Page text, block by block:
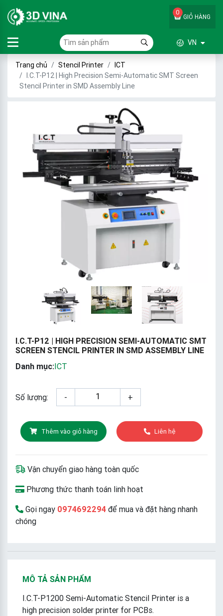
GIỎ HÀNG
0
VN
Trang chủ Stencil Printer
ICT
I.C.T-P12 | High Precision Semi-Automatic SMT Screen
Stencil Printer in SMD Assembly Line
I.C.T-P12 | HIGH PRECISION SEMI-AUTOMATIC SMT
SCREEN STENCIL PRINTER IN SMD ASSEMBLY LINE
Danh mục:ICT
Số lượng: - +
Thêm vào giỏ hàng Liên hệ
Vận chuyển giao hàng toàn quốc
Phương thức thanh toán linh hoạt
Gọi ngay 0974692294 để mua và đặt hàng nhanh
chóng
MÔ TẢ SẢN PHẨM
I.C.T-P1200 Semi-Automatic Stencil Printer is a
high precision solder printer for PCBs.